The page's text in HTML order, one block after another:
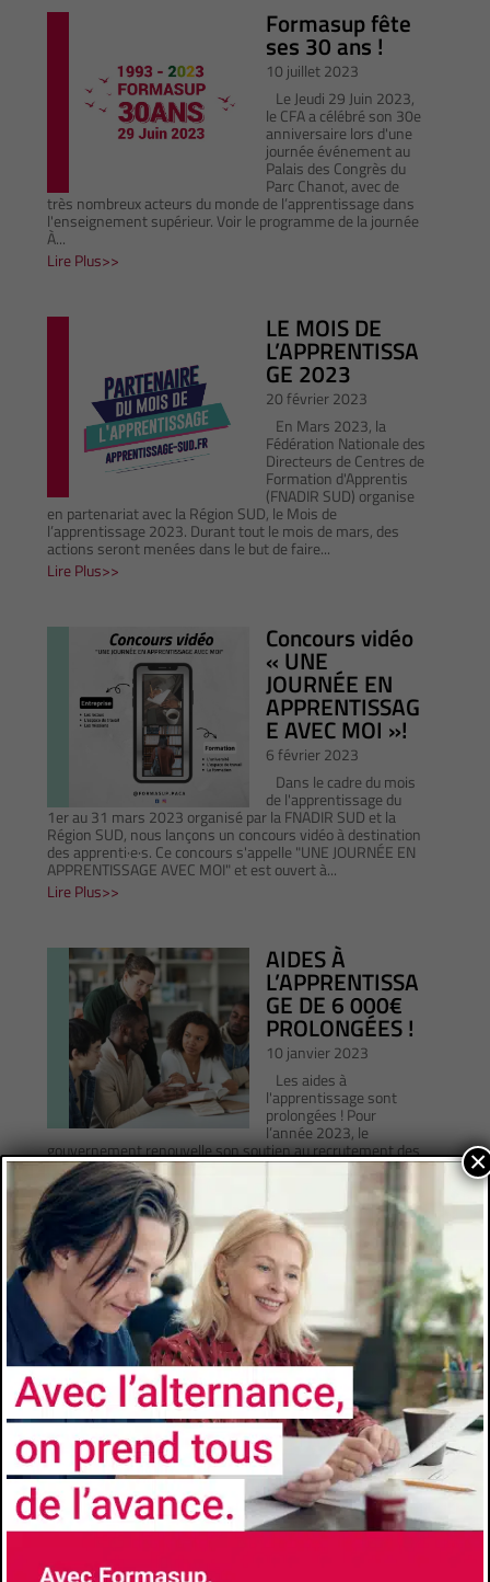
Formasup fête
ses 30 ans !
10 juillet 2023
Le Jeudi 29 Juin 2023,
le CFA a célébré son 30e
anniversaire lors d'une
journée événement au
Palais des Congrès du
Parc Chanot, avec de
très nombreux acteurs du monde de l’apprentissage dans
l'enseignement supérieur. Voir le programme de la journée
À...
Lire Plus
LE MOIS DE
L’APPRENTISSA
GE 2023
20 février 2023
En Mars 2023, la
Fédération Nationale des
Directeurs de Centres de
Formation d'Apprentis
(FNADIR SUD) organise
en partenariat avec la Région SUD, le Mois de
l’apprentissage 2023. Durant tout le mois de mars, des
actions seront menées dans le but de faire...
Lire Plus
Concours vidéo
« UNE
JOURNÉE EN
APPRENTISSAG
E AVEC MOI »!
6 février 2023
Dans le cadre du mois
de l'apprentissage du
1er au 31 mars 2023 organisé par la FNADIR SUD et la
Région SUD, nous lançons un concours vidéo à destination
des apprenti·e·s. Ce concours s'appelle "UNE JOURNÉE EN
APPRENTISSAGE AVEC MOI" et est ouvert à...
Lire Plus
AIDES À
L’APPRENTISSA
GE DE 6 000€
PROLONGÉES !
10 janvier 2023
Les aides à
l'apprentissage sont
prolongées ! Pour
l’année 2023, le
gouvernement renouvelle son soutien au recrutement des
apprentis et des salariés en contrat de
professionnalisation, pour tous les contrats conclus entre
le 1er janvier 2023 et le 31...
Lire Plus
Page 1 of 5 1 2 5 »
×